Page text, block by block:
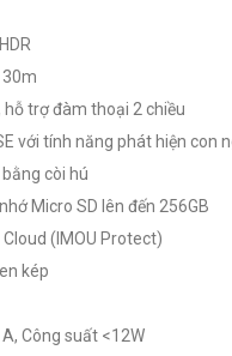
30m
hỗ trợ đàm thoại 2 chiều
với tính năng phát hiện
còi hú
Micro SD lên đến 256GB
Cloud (IMOU Protect)
kép
Công suất <12W